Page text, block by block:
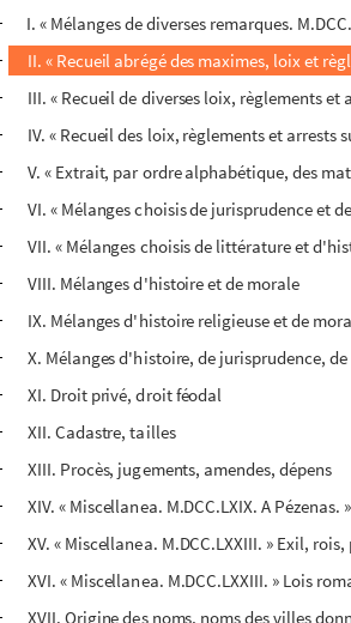
I. « Mélanges de diverses remarques.
II. « Recueil abrégé des maximes, loix et
III. « Recueil de diverses loix, règlements
IV. « Recueil des loix, règlements et
V. « Extrait, par ordre alphabétique, des
VI. « Mélanges choisis de jurisprudence et
VII. « Mélanges choisis de littérature et
VIII. Mélanges d'histoire et de morale
IX. Mélanges d'histoire religieuse et de
X. Mélanges d'histoire, de jurisprudence,
XI. Droit privé, droit féodal
XII. Cadastre, tailles
XIII. Procès, jugements, amendes, dépens
XIV. « Miscellanea. M.DCC.LXIX. A
XV. « Miscellanea. M.DCC.LXXIII. » Exil,
XVI. « Miscellanea. M.DCC.LXXIII. » Lois
XVII. Origine des noms, noms des villes